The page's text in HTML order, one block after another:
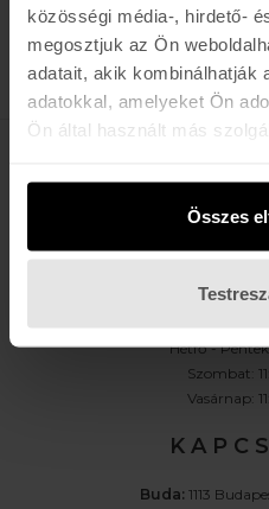
közösségi média-, hirdető-
megosztjuk az Ön
adatait, akik kombinálhatják
adatokkal, amelyeket Ön
Ön által használt más
Összes
K A R O L
Hétfő -
Szombat:
K I R Á L
Hétfő -
Szombat:
Vasárnap:
K A P C
Buda: 1113